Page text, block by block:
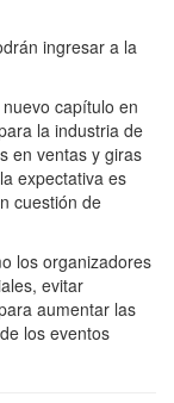
ingresar a la
capítulo en
la industria de
en ventas y giras
expectativa es
cuestión de
los organizadores
evitar
aumentar las
los eventos